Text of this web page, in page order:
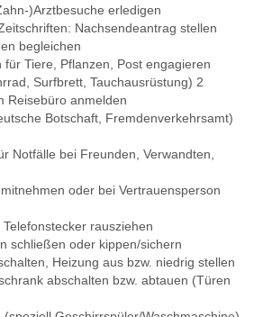
)Arztbesuche erledigen
Nachsendeantrag stellen
begleichen
für Tiere, Pflanzen, Post engagieren
Surfbrett, Tauchausrüstung) 2
Reisebüro anmelden
Botschaft, Fremdenverkehrsamt)
Notfälle bei Freunden, Verwandten,
oder bei Vertrauensperson
rausziehen
schließen oder kippen/sichern
Heizung aus bzw. niedrig stellen
abschalten bzw. abtauen (Türen